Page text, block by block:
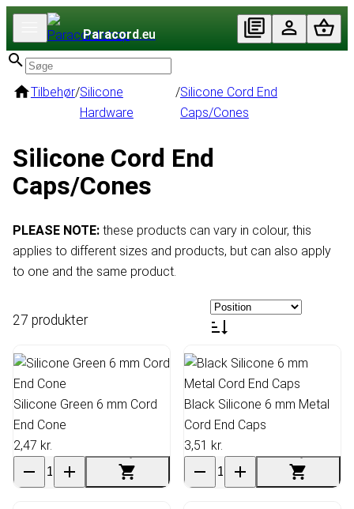
Paracord.eu
Tilbehør/Silicone
Hardware
/Silicone Cord End
Caps/Cones
Silicone Cord End
Caps/Cones
PLEASE NOTE: these products can vary in colour, this
applies to different sizes and products, but can also apply
to one and the same product.
27 produkter
Silicone Green 6 mm Cord
End Cone
2,47 kr.
Black Silicone 6 mm Metal
Cord End Caps
3,51 kr.